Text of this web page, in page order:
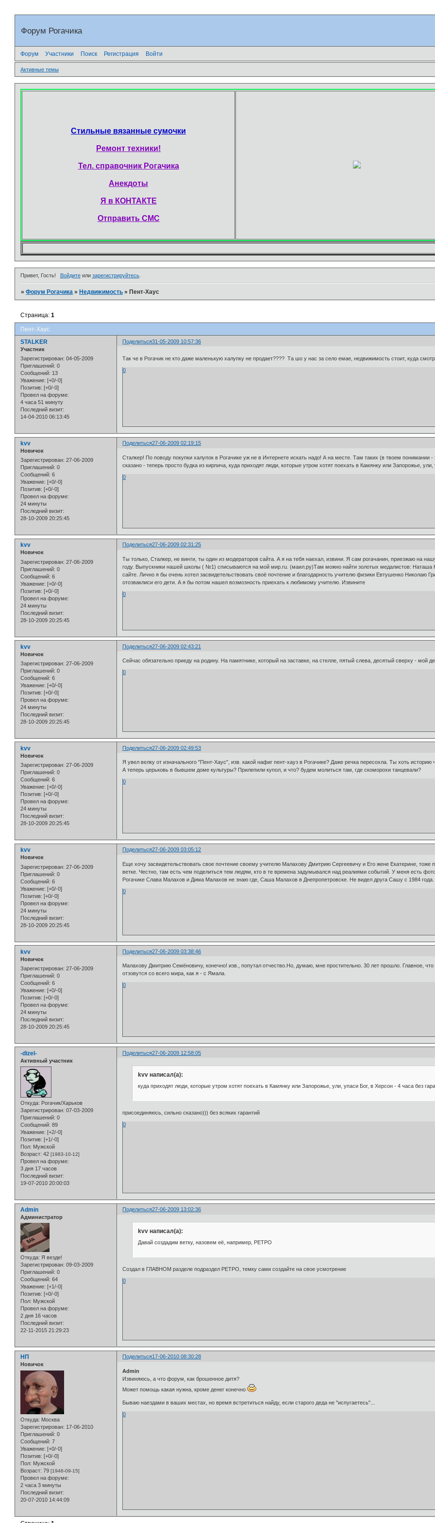
Форум Рогачика
Форум Участники Поиск Регистрация Войти
Активные темы
Стильные вязанные сумочки
Ремонт техники!
Тел. справочник Рогачика
Анекдоты
Я в КОНТАКТЕ
Отправить СМС
Привет, Гость! Войдитеили зарегистрируйтесь.
»Форум Рогачика »Недвижимость »Пент-Хаус
Пент-Хаус
Страница:1
Поделиться31-05-2009 10:57:36
STALKER
Участник
Зарегистрирован: 04-05-2009
Приглашений: 0
Сообщений: 13
Уважение: [+0/-0]
Позитив: [+0/-0]
Провел на форуме:
4 часа 51 минуту
Последний визит:
14-04-2010 06:13:45
Так че в Рогачик не кто даже маленькую халупку не продает???? Та шо у нас за село емае, недвижимость стоит, куда
0
Поделиться27-06-2009 02:19:15
kvv
Новичок
Зарегистрирован: 27-06-2009
Приглашений: 0
Сообщений: 6
Уважение: [+0/-0]
Позитив: [+0/-0]
Провел на форуме:
24 минуты
Последний визит:
28-10-2009 20:25:45
Сталкер! По поводу покупки халупок в Рогачике уж не в Интернете искать надо! А на месте. Там таких (в твоем понимании
сказано - теперь просто будка из кирпича, куда приходят люди, которые утром хотят поехать в Камянку или Запорожье,
0
Поделиться27-06-2009 02:31:25
kvv
Новичок
Зарегистрирован: 27-06-2009
Приглашений: 0
Сообщений: 6
Уважение: [+0/-0]
Позитив: [+0/-0]
Провел на форуме:
24 минуты
Последний визит:
28-10-2009 20:25:45
Ты только, Сталкер, не винти, ты один из модераторов сайта. А я на тебя наехал, извини. Я сам рогачанин, приезжаю на
году. Выпускники нашей школы ( №1) списываются на мой мир.ru. (маил.ру)Там можно найти золотых медалистов: Наташа
сайте. Лично я бы очень хотел засвидетельствовать своё почтение и благодарность учителю физики Евтушенко Николаю
отозваклиси его дети. А я бы потом нашел возмозность приехать к любимому учителю. Извините
0
Поделиться27-06-2009 02:43:21
kvv
Новичок
Зарегистрирован: 27-06-2009
Приглашений: 0
Сообщений: 6
Уважение: [+0/-0]
Позитив: [+0/-0]
Провел на форуме:
24 минуты
Последний визит:
28-10-2009 20:25:45
Сейчас обязательно приеду на родину. На памятнике, который на заставке, на стелле, пятый слева, десятый сверху - мой
0
Поделиться27-06-2009 02:49:53
kvv
Новичок
Зарегистрирован: 27-06-2009
Приглашений: 0
Сообщений: 6
Уважение: [+0/-0]
Позитив: [+0/-0]
Провел на форуме:
24 минуты
Последний визит:
28-10-2009 20:25:45
Я увел велку от изначального "Пент-Хаус", изв. какой нафиг пент-хауз в Рогачике? Даже речка пересохла. Ты хоть
А теперь церьковь в бывшем доме культуры? Прилепили купол, и что? будем молиться там, где скоморохи танцевали?
0
Поделиться27-06-2009 03:05:12
kvv
Новичок
Зарегистрирован: 27-06-2009
Приглашений: 0
Сообщений: 6
Уважение: [+0/-0]
Позитив: [+0/-0]
Провел на форуме:
24 минуты
Последний визит:
28-10-2009 20:25:45
Еще хочу засвидетельствовать свое почтение своему учителю Малахову Дмитрию Сергеевичу и Его жене Екатерине, тоже
ветке. Честно, там есть чем поделиться тем людям, кто в те времена задумывался над реалиями событий. У меня есть
Рогачике Слава Малахов и Дима Малахов не знаю где, Саша Малахов в Днепропетровске. Не видел друга Сашу с 1984 года.
0
Поделиться27-06-2009 03:38:46
kvv
Новичок
Зарегистрирован: 27-06-2009
Приглашений: 0
Сообщений: 6
Уважение: [+0/-0]
Позитив: [+0/-0]
Провел на форуме:
24 минуты
Последний визит:
28-10-2009 20:25:45
Малахову Дмитрию Семёновичу, конечно! изв., попутал отчество.Но, думаю, мне простительно. 30 лет прошло. Главное,
отзовутся со всего мира, как я - с Ямала.
0
Поделиться27-06-2009 12:58:05
-dizel-
Активный участник
Откуда: Рогачик/Харьков
Зарегистрирован: 07-03-2009
Приглашений: 0
Сообщений: 89
Уважение: [+2/-0]
Позитив: [+1/-0]
Пол: Мужской
Возраст: 42 [1983-10-12]
Провел на форуме:
3 дня 17 часов
Последний визит:
19-07-2010 20:00:03
kvv написал(а):
куда приходят люди, которые утром хотят поехать в Камянку или Запорожье, ули, упаси Бог, в Херсон - 4 часа без
присоединяюсь, сильно сказано))) без всяких гарантий
0
Поделиться27-06-2009 13:02:36
Admin
Администратор
Откуда: Я везде!
Зарегистрирован: 09-03-2009
Приглашений: 0
Сообщений: 64
Уважение: [+1/-0]
Позитив: [+0/-0]
Пол: Мужской
Провел на форуме:
2 дня 16 часов
Последний визит:
22-11-2015 21:29:23
kvv написал(а):
Давай создадим ветку, назовем её, например, РЕТРО
Создал в ГЛАВНОМ разделе подраздел РЕТРО, темку сами создайте на свое усмотрение
0
Поделиться17-06-2010 08:30:28
НП
Новичок
Откуда: Москва
Зарегистрирован: 17-06-2010
Приглашений: 0
Сообщений: 7
Уважение: [+0/-0]
Позитив: [+0/-0]
Пол: Мужской
Возраст: 79 [1946-09-15]
Провел на форуме:
2 часа 3 минуты
Последний визит:
20-07-2010 14:44:09
Admin
Извиняюсь, а что форум, как брошенное дитя?
Может помощь какая нужна, кроме денег конечно
Бываю наездами в ваших местах, но время встретиться найду, если старого деда не "испугаетесь"...
0